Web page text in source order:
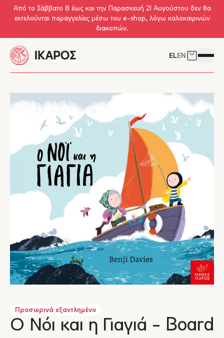
Skip to main content
Από το Σάββατο 8 έως και την Παρασκευή 21 Αυγούστου δεν θα
εκτελούνται παραγγελίες μέσω του e-shop, λόγω καλοκαιρινών
διακοπών.
ELEN Δείτε το
Προσωρινά εξαντλημένο
Ο Νόι και η Γιαγιά - Board